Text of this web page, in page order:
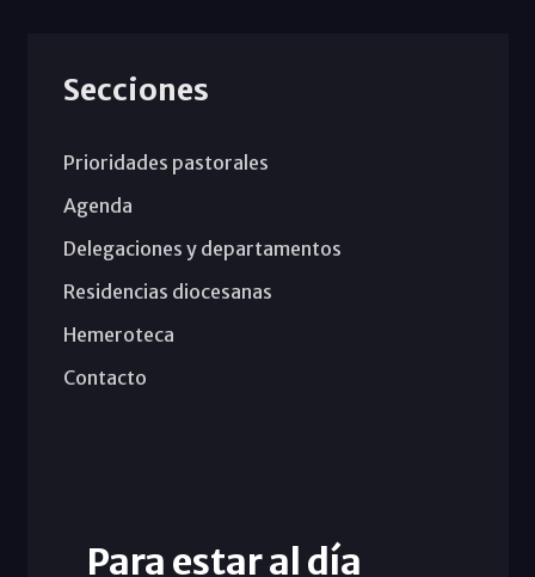
Secciones
Prioridades pastorales
Agenda
Delegaciones y departamentos
Residencias diocesanas
Hemeroteca
Contacto
Para estar al día